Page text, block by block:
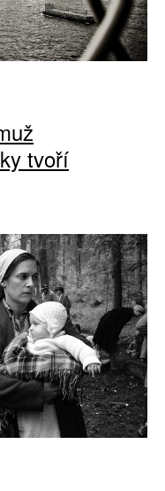
tvoří